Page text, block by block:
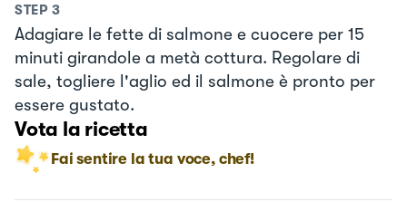
STEP 3
Adagiare le fette di salmone e cuocere per 15
minuti girandole a metà cottura. Regolare di
sale, togliere l'aglio ed il salmone è pronto per
essere gustato.
Vota la ricetta
Fai sentire la tua voce, chef!